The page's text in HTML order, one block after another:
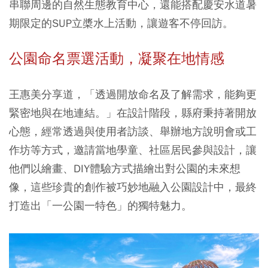
串聯周邊的自然生態教育中心，還能搭配慶安水道暑
期限定的SUP立槳水上活動，讓遊客不停回訪。
公園命名票選活動，凝聚在地情感
王惠美分享道，「透過開放命名及了解需求，能夠更
緊密地與在地連結。」在設計階段，縣府秉持著開放
心態，經常透過與使用者訪談、舉辦地方說明會或工
作坊等方式，邀請當地學童、社區居民參與設計，讓
他們以繪畫、DIY體驗方式描繪出對公園的未來想
像，這些珍貴的創作被巧妙地融入公園設計中，最終
打造出「一公園一特色」的獨特魅力。